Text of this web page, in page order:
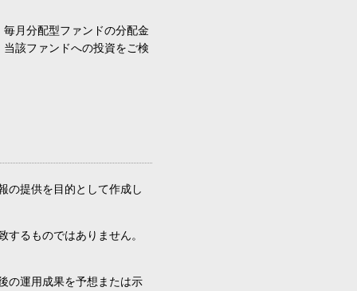
月分配型ファンドの分配金
該ファンドへの投資をご検
の提供を目的として作成し
るものではありません。
の運用成果を予想または示